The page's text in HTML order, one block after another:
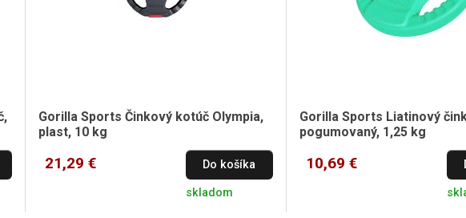
Gorilla Sports Činkový kotúč Olympia,
plast, 10 kg
21,29 € Do košíka
skladom
Gorilla Sports Liatinový
pogumovaný, 1,25 kg
10,69 €